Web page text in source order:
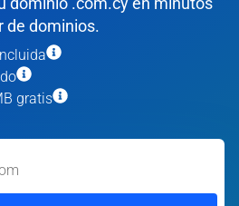
de dominios.
gratis